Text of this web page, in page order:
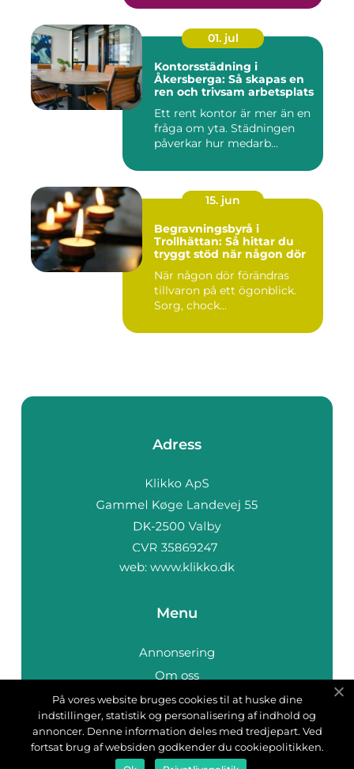
01. jul
Kontorsstädning i
Åkersberga: Så skapas en
ren och trivsam arbetsplats
Ett rent kontor är mer än en
fråga om yta. Städningen
påverkar hur medarb...
15. jun
Begravningsbyrå i
Trollhättan: Så hittar du
tryggt stöd när någon dör
När någon dör förändras
tillvaron på ett ögonblick.
Sorg, chock...
Adress
web: www.klikko.dk
Menu
Annonsering
Om oss
Cookies
Kontakta oss
Sitemap
På vores website bruges cookies til at huske dine
indstillinger, statistik og personalisering af indhold og
annoncer. Denne information deles med tredjepart. Ved
fortsat brug af websiden godkender du cookiepolitikken.